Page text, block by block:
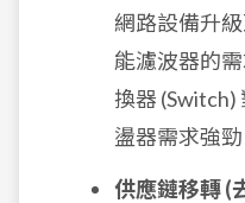
網路設備升
能濾波器的
換器 (Switch)
盪器需求強勁
供應鏈移轉 (